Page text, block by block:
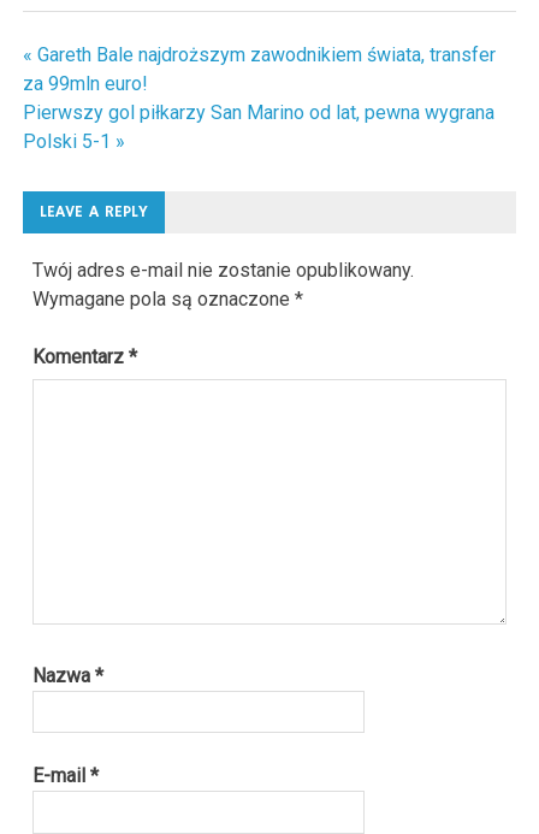
Nawigacja
wpisu
« Gareth Bale najdroższym zawodnikiem świata, transfer
za 99mln euro!
Pierwszy gol piłkarzy San Marino od lat, pewna wygrana
Polski 5-1 »
LEAVE A REPLY
Twój adres e-mail nie zostanie opublikowany.
Wymagane pola są oznaczone*
Komentarz*
Nazwa*
E-mail*